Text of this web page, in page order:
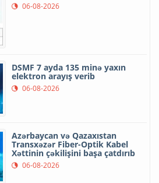
06-08-2026
DSMF 7 ayda 135 minə yaxın
elektron arayış verib
06-08-2026
Azərbaycan və Qazaxıstan
Transxəzər Fiber-Optik Kabel
Xəttinin çəkilişini başa çatdırıb
06-08-2026